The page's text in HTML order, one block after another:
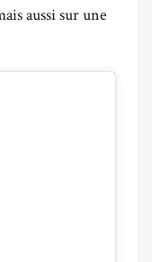
aussi sur une